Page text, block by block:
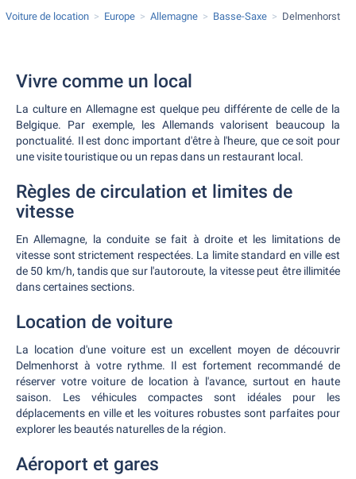
Voiture de location Europe Allemagne Basse-Saxe Delmenhorst
Vivre comme un local
La culture en Allemagne est quelque peu différente de celle de la
Belgique. Par exemple, les Allemands valorisent beaucoup la
ponctualité. Il est donc important d'être à l'heure, que ce soit pour
une visite touristique ou un repas dans un restaurant local.
Règles de circulation et limites de
vitesse
En Allemagne, la conduite se fait à droite et les limitations de
vitesse sont strictement respectées. La limite standard en ville est
de 50 km/h, tandis que sur l'autoroute, la vitesse peut être illimitée
dans certaines sections.
Location de voiture
La location d'une voiture est un excellent moyen de découvrir
Delmenhorst à votre rythme. Il est fortement recommandé de
réserver votre voiture de location à l'avance, surtout en haute
saison. Les véhicules compactes sont idéales pour les
déplacements en ville et les voitures robustes sont parfaites pour
explorer les beautés naturelles de la région.
Aéroport et gares